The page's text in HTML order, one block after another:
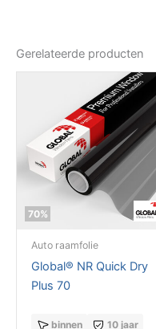
Gerelateerde producten
70%
Auto raamfolie
Global® NR Quick Dry
Plus 70
binnen
10 jaar